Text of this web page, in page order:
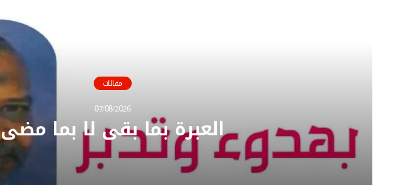
مقالات
07/08/2026
العبرة بما بقي لا بما مضى